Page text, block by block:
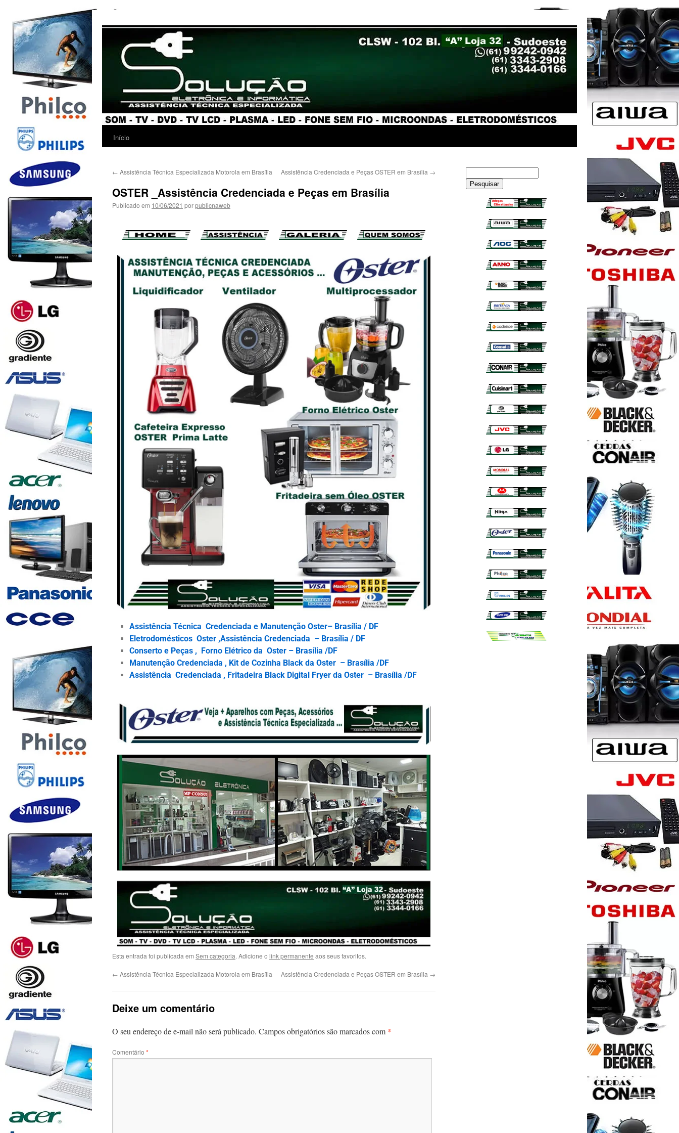
Início
← Assistência Técnica Especializada Motorola em Brasília Assistência Credenciada e Peças OSTER em Brasília →
OSTER _Assistência Credenciada e Peças em Brasília
Publicado em 10/06/2021 porpublicnaweb
Assistência Técnica Credenciada e Manutenção Oster– Brasília / DF
Eletrodomésticos Oster ,Assistência Credenciada – Brasília / DF
Conserto e Peças , Forno Elétrico da Oster – Brasília /DF
Manutenção Credenciada , Kit de Cozinha Black da Oster – Brasília /DF
Assistência Credenciada , Fritadeira Black Digital Fryer da Oster – Brasília /DF
Esta entrada foi publicada em Sem categoria. Adicione o link permanente aos seus favoritos.
← Assistência Técnica Especializada Motorola em Brasília Assistência Credenciada e Peças OSTER em Brasília →
Deixe um comentário
O seu endereço de e-mail não será publicado. Campos obrigatórios são marcados com *
Comentário *
Pesquisar